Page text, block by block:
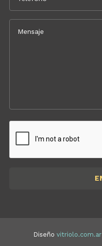
Diseño vitriolo.com.ar